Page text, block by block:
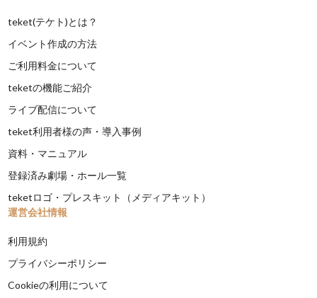
teket(テケト)とは？
イベント作成の方法
ご利用料金について
teketの機能ご紹介
ライブ配信について
teket利用者様の声・導入事例
資料・マニュアル
登録済み劇場・ホール一覧
teketロゴ・プレスキット（メディアキット）
運営会社情報
利用規約
プライバシーポリシー
Cookieの利用について